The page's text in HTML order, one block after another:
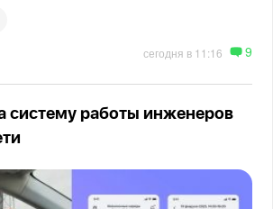
сегодня в 11:16 9
систему работы инженеров